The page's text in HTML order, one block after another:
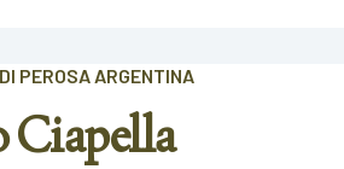
PEROSA ARGENTINA
Ciapella